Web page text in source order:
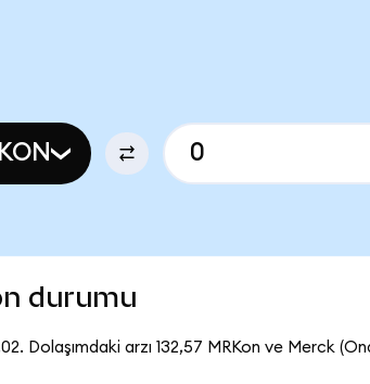
durumu
Dolaşımdaki arzı 132,57 MRKon ve Merck